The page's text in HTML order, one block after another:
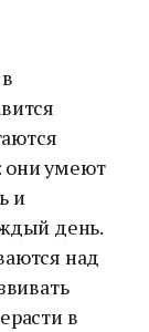
они умеют
и
день.
над
в